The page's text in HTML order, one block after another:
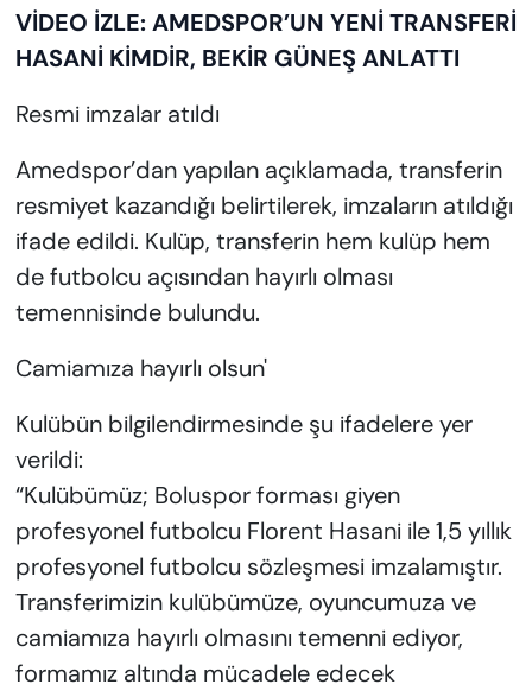
VİDEO İZLE: AMEDSPOR’UN YENİ TRANSFERİ
HASANİ KİMDİR, BEKİR GÜNEŞ ANLATTI
Resmi imzalar atıldı
Amedspor’dan yapılan açıklamada, transferin
resmiyet kazandığı belirtilerek, imzaların atıldığı
ifade edildi. Kulüp, transferin hem kulüp hem
de futbolcu açısından hayırlı olması
temennisinde bulundu.
Camiamıza hayırlı olsun'
Kulübün bilgilendirmesinde şu ifadelere yer
verildi:
“Kulübümüz; Boluspor forması giyen
profesyonel futbolcu Florent Hasani ile 1,5 yıllık
profesyonel futbolcu sözleşmesi imzalamıştır.
Transferimizin kulübümüze, oyuncumuza ve
camiamıza hayırlı olmasını temenni ediyor,
formamız altında mücadele edecek